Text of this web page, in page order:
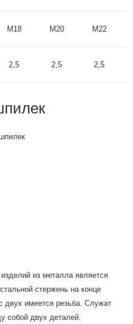
M18 M20 M22
2,5 2,5 2,5
из металла является
стержень на конце
двух имеется резьба. Служат
собой двух деталей.